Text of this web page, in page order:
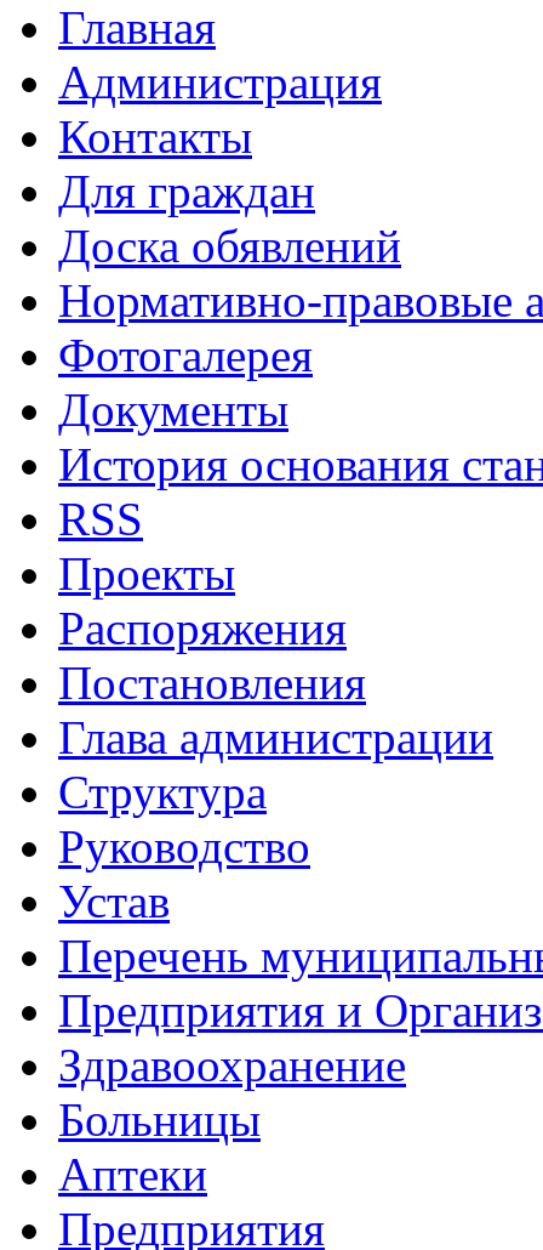
Главная
Администрация
Контакты
Для граждан
Доска обявлений
Нормативно-правовые
Фотогалерея
Документы
История основания
RSS
Проекты
Распоряжения
Постановления
Глава администрации
Структура
Руководство
Устав
Перечень
Предприятия и
Здравоохранение
Больницы
Аптеки
Предприятия